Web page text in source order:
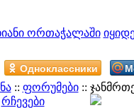
ორთაჭალაში
Одноклассники
:: ფორუმები::
რჩევები